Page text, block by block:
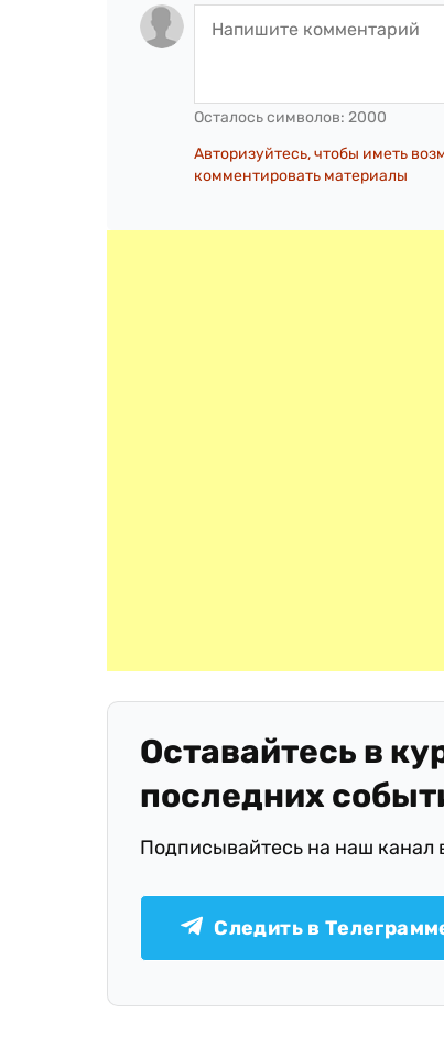
Осталось символов: 2000
Авторизуйтесь, чтобы иметь
комментировать материалы
Оставайтесь в
последних
Подписывайтесь на наш канал
Следить в